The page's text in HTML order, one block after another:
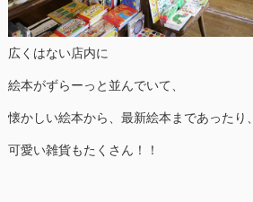
広くはない店内に
絵本がずらーっと並んでいて、
懐かしい絵本から、最新絵本まであったり、
可愛い雑貨もたくさん！！